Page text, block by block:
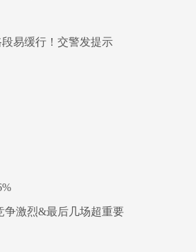
易缓行！交警发提示
争激烈&最后几场超重要